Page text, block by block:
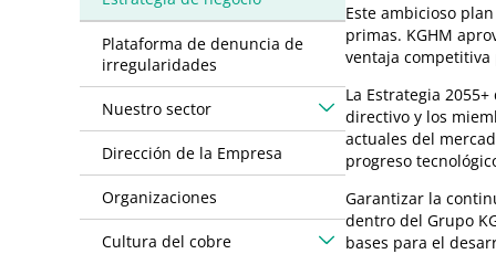
Este ambicioso
primas. KGHM
ventaja
La Estrategia
directivo y los
actuales del
progreso
Garantizar la
dentro del Grupo
bases para el
Plataforma de denuncia de
irregularidades
Nuestro sector
Dirección de la Empresa
Organizaciones
Cultura del cobre